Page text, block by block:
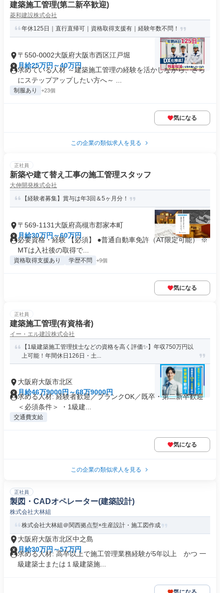
建築施工管理(第二新卒歓迎)
菱和建設株式会社
年休125日｜直行直帰可｜資格取得支援有｜経験年数不問！
〒550-0002大阪府大阪市西区江戸堀
月給25万円～40万円
求めている人材 ～建築施工管理の経験を活かしながら、さら
にステップアップしたい方へ～ ...
制服あり +23個
気になる
この企業の類似求人を見る
正社員
新築や建て替え工事の施工管理スタッフ
大伸開発株式会社
【経験者募集】賞与は年3回＆5ヶ月分！
〒569-1131大阪府高槻市郡家本町
月給30万円～60万円
必要資格・経験 【必須】 ●普通自動車免許（AT限定可能） ※
MTは入社後の取得で...
資格取得支援あり 学歴不問 +9個
気になる
正社員
建築施工管理(有資格者)
イー・エル建設株式会社
【1級建築施工管理技士などの資格を高く評価✨】年収750万円以
上可能！年間休日126日・土...
大阪府大阪市北区
月給46万9000円～68万9000円
求める人材: 経験者歓迎／ブランクOK／既卒・第二新卒歓迎
＜必須条件＞ ・1級建...
交通費支給
気になる
この企業の類似求人を見る
正社員
製図・CADオペレーター(建築設計)
株式会社大林組
株式会社大林組＠関西拠点型×生産設計・施工図作成
大阪府大阪市北区中之島
月給30万円～57万円
求める人材: 高卒以上で施工管理業務経験が5年以上 かつ 一
級建築士または１級建築施...